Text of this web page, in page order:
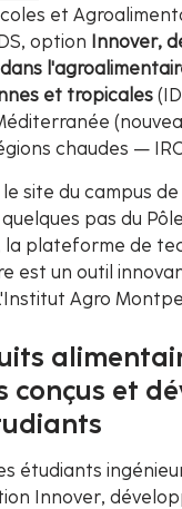
et
option Innover,
et tropicales
chaudes —
site du campus
pas du
la plateforme de
est un outil
Agro
conçus et
étudiants
Innover,